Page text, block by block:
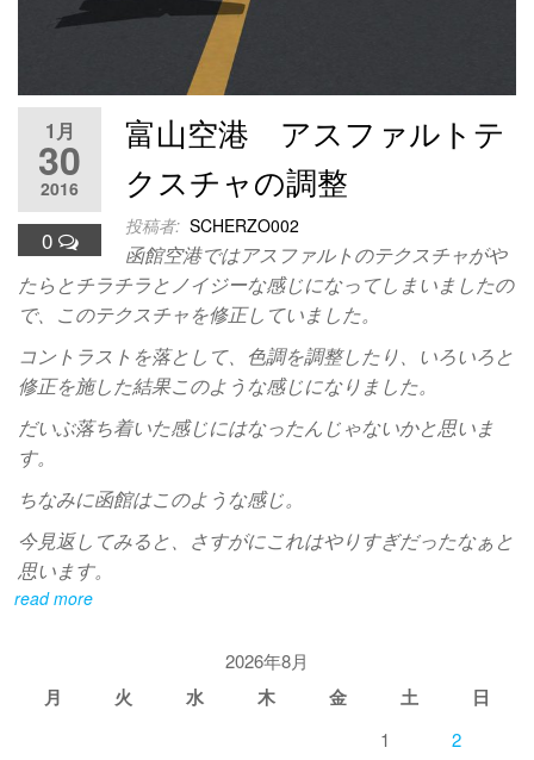
1月
30
2016
0
富山空港 アスファルトテ
クスチャの調整
投稿者: SCHERZO002
函館空港ではアスファルトのテクスチャがや
たらとチラチラとノイジーな感じになってしまいましたの
で、このテクスチャを修正していました。
コントラストを落として、色調を調整したり、いろいろと
修正を施した結果このような感じになりました。
だいぶ落ち着いた感じにはなったんじゃないかと思いま
す。
ちなみに函館はこのような感じ。
今見返してみると、さすがにこれはやりすぎだったなぁと
思います。
read more
2026年8月
月 火 水 木 金 土 日
1
2